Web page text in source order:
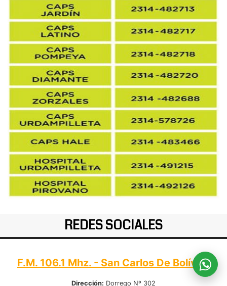
REDES SOCIALES
F.M. 106.1 Mhz. - San Carlos De Bolívar:
Dirección: Dorrego Nº 302